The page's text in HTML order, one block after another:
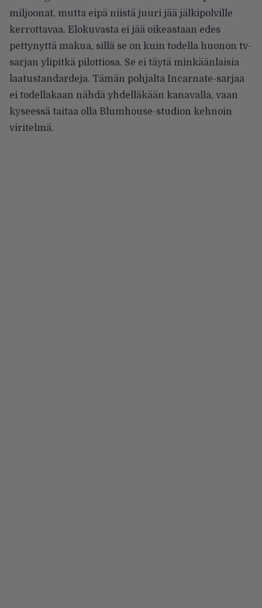
miljoonat, mutta eipä niistä juuri jää jälkipolville
kerrottavaa. Elokuvasta ei jää oikeastaan edes
pettynyttä makua, sillä se on kuin todella huonon tv-
sarjan ylipitkä pilottiosa. Se ei täytä minkäänlaisia
laatustandardeja. Tämän pohjalta Incarnate-sarjaa
ei todellakaan nähdä yhdelläkään kanavalla, vaan
kyseessä taitaa olla Blumhouse-studion kehnoin
viritelmä.